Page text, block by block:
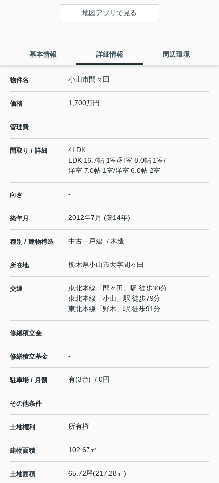
地図アプリで見る
基本情報 詳細情報 周辺環境
物件名 小山市間々田
価格 1,700万円
管理費 -
間取り / 詳細
4LDK
LDK 16.7帖 1室/和室 8.0帖 1室/
洋室 7.0帖 1室/洋室 6.0帖 2室
向き -
築年月 2012年7月 (築14年)
種別 / 建物構造 中古一戸建 / 木造
所在地 栃木県小山市大字間々田
交通 東北本線 「 間々田 」駅 徒歩30分
東北本線 「小山 」駅 徒歩79分
東北本線 「野木 」駅 徒歩91分
修繕積立金 -
修繕積立基金 -
駐車場 / 月額 有(3台) / 0円
その他条件
土地権利 所有権
建物面積 102.67㎡
土地面積 65.72坪(217.28㎡)